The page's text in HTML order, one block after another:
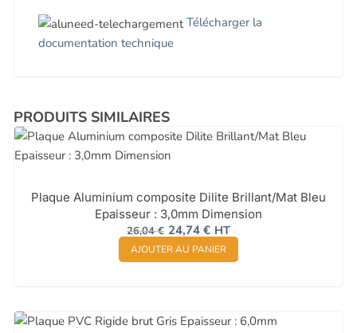
Télécharger la
documentation technique
PRODUITS SIMILAIRES
Plaque Aluminium composite Dilite Brillant/Mat Bleu
Epaisseur : 3,0mm Dimension
26,04€ Le
prix
initial
était :
24,74 €Le
prix
actuel
est :
HT
AJOUTER AU PANIER